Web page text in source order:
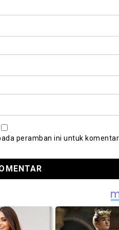
peramban ini untuk